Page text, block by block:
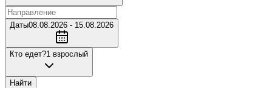
Даты08.08.2026 - 15.08.2026
Кто едет?1 взрослый
Найти